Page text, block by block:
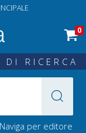
0
RICERCA
Naviga per editore